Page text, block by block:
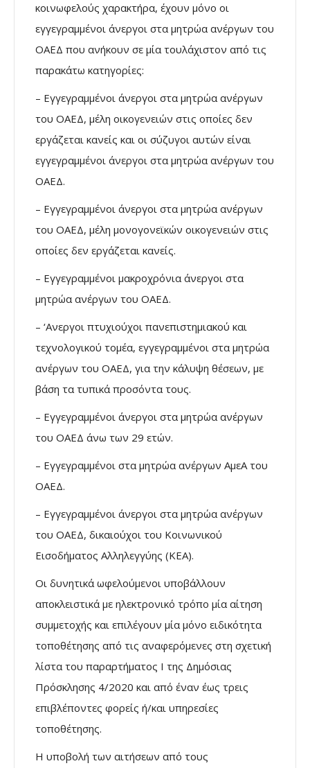
κοινωφελούς χαρακτήρα, έχουν μόνο οι
εγγεγραμμένοι άνεργοι στα μητρώα ανέργων του
ΟΑΕΔ που ανήκουν σε μία τουλάχιστον από τις
παρακάτω κατηγορίες:
– Εγγεγραμμένοι άνεργοι στα μητρώα ανέργων
του ΟΑΕΔ, μέλη οικογενειών στις οποίες δεν
εργάζεται κανείς και οι σύζυγοι αυτών είναι
εγγεγραμμένοι άνεργοι στα μητρώα ανέργων του
ΟΑΕΔ.
– Εγγεγραμμένοι άνεργοι στα μητρώα ανέργων
του ΟΑΕΔ, μέλη μονογονεϊκών οικογενειών στις
οποίες δεν εργάζεται κανείς.
– Εγγεγραμμένοι μακροχρόνια άνεργοι στα
μητρώα ανέργων του ΟΑΕΔ.
– ‘Ανεργοι πτυχιούχοι πανεπιστημιακού και
τεχνολογικού τομέα, εγγεγραμμένοι στα μητρώα
ανέργων του ΟΑΕΔ, για την κάλυψη θέσεων, με
βάση τα τυπικά προσόντα τους.
– Εγγεγραμμένοι άνεργοι στα μητρώα ανέργων
του ΟΑΕΔ άνω των 29 ετών.
– Εγγεγραμμένοι στα μητρώα ανέργων ΑμεΑ του
ΟΑΕΔ.
– Εγγεγραμμένοι άνεργοι στα μητρώα ανέργων
του ΟΑΕΔ, δικαιούχοι του Κοινωνικού
Εισοδήματος Αλληλεγγύης (ΚΕΑ).
Οι δυνητικά ωφελούμενοι υποβάλλουν
αποκλειστικά με ηλεκτρονικό τρόπο μία αίτηση
συμμετοχής και επιλέγουν μία μόνο ειδικότητα
τοποθέτησης από τις αναφερόμενες στη σχετική
λίστα του παραρτήματος Ι της Δημόσιας
Πρόσκλησης 4/2020 και από έναν έως τρεις
επιβλέποντες φορείς ή/και υπηρεσίες
τοποθέτησης.
Η υποβολή των αιτήσεων από τους